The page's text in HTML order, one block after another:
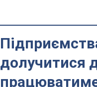
долучитися